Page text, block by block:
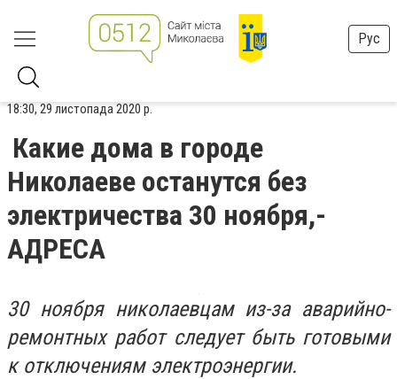
Рус
18:30, 29 листопада 2020 р.
Какие дома в городе
Николаеве останутся без
электричества 30 ноября,-
АДРЕСА
30 ноября николаевцам из-за аварийно-
ремонтных работ следует быть готовыми
к отключениям электроэнергии.